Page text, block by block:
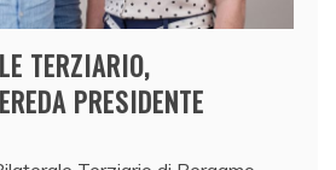
TERZIARIO,
PRESIDENTE